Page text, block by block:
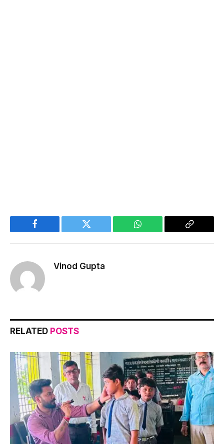
Facebook Twitter WhatsApp
Copy
Vinod Gupta
RELATED POSTS